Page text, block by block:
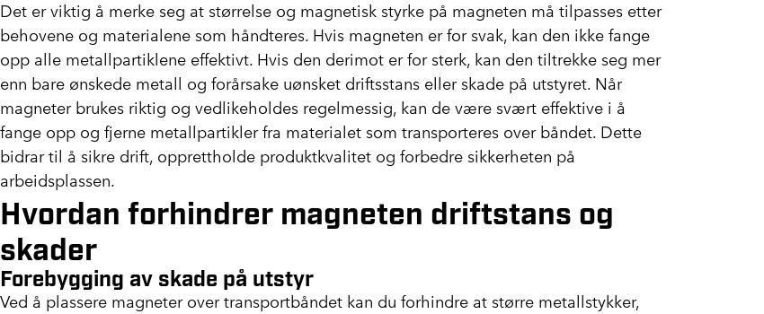
Det er viktig å merke seg at størrelse og magnetisk styrke på magneten må tilpasses etter
behovene og materialene som håndteres. Hvis magneten er for svak, kan den ikke fange
opp alle metallpartiklene effektivt. Hvis den derimot er for sterk, kan den tiltrekke seg mer
enn bare ønskede metall og forårsake uønsket driftsstans eller skade på utstyret. Når
magneter brukes riktig og vedlikeholdes regelmessig, kan de være svært effektive i å
fange opp og fjerne metallpartikler fra materialet som transporteres over båndet. Dette
bidrar til å sikre drift, opprettholde produktkvalitet og forbedre sikkerheten på
arbeidsplassen.
Hvordan forhindrer magneten driftstans og
skader
Forebygging av skade på utstyr
Ved å plassere magneter over transportbåndet kan du forhindre at større metallstykker,